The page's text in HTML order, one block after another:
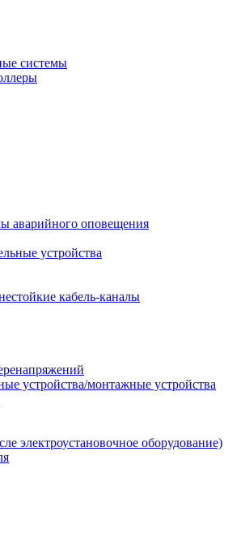
системы
аварийного оповещения
устройства
кабель-каналы
устройства/монтажные устройства
электроустановочное оборудование)